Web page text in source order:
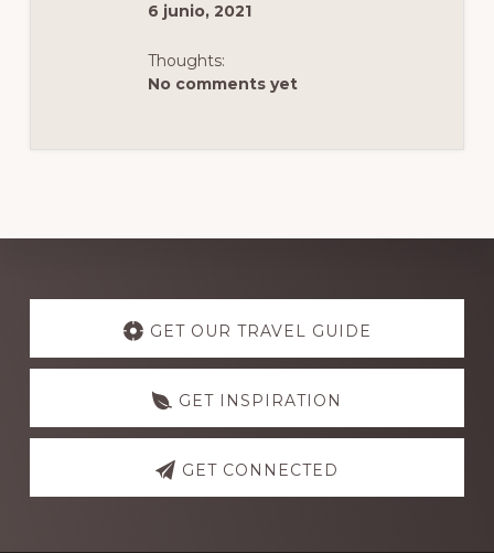
6 junio, 2021
Thoughts:
No comments yet
Explore
GET OUR TRAVEL GUIDE
GET INSPIRATION
GET CONNECTED